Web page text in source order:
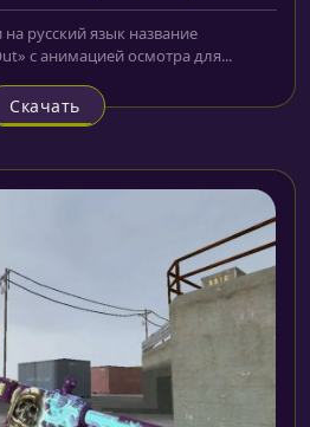
русский язык название
с анимацией осмотра для...
Скачать